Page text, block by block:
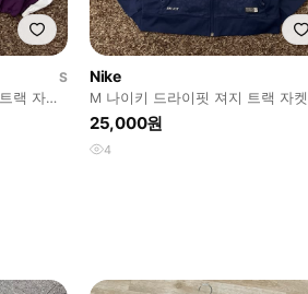
S
랙 자켓
Nike
M 나이키 드라이핏 져지 트랙 자켓
25,000원
4